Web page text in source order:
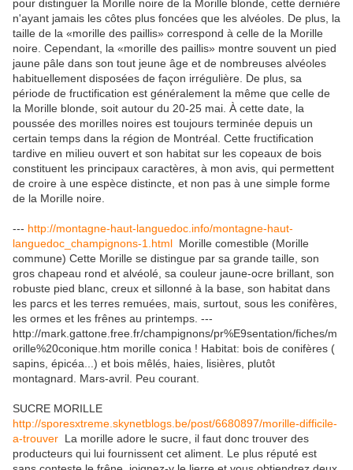
pour distinguer la Morille noire de la Morille blonde, cette dernière
n'ayant jamais les côtes plus foncées que les alvéoles. De plus, la
taille de la «morille des paillis» correspond à celle de la Morille
noire. Cependant, la «morille des paillis» montre souvent un pied
jaune pâle dans son tout jeune âge et de nombreuses alvéoles
habituellement disposées de façon irrégulière. De plus, sa
période de fructification est généralement la même que celle de
la Morille blonde, soit autour du 20-25 mai. À cette date, la
poussée des morilles noires est toujours terminée depuis un
certain temps dans la région de Montréal. Cette fructification
tardive en milieu ouvert et son habitat sur les copeaux de bois
constituent les principaux caractères, à mon avis, qui permettent
de croire à une espèce distincte, et non pas à une simple forme
de la Morille noire.
--- http://montagne-haut-languedoc.info/montagne-haut-
languedoc_champignons-1.html Morille comestible (Morille
commune) Cette Morille se distingue par sa grande taille, son
gros chapeau rond et alvéolé, sa couleur jaune-ocre brillant, son
robuste pied blanc, creux et sillonné à la base, son habitat dans
les parcs et les terres remuées, mais, surtout, sous les conifères,
les ormes et les frênes au printemps. ---
http://mark.gattone.free.fr/champignons/pr%E9sentation/fiches/m
orille%20conique.htm morille conica ! Habitat: bois de conifères (
sapins, épicéa...) et bois mêlés, haies, lisières, plutôt
montagnard. Mars-avril. Peu courant.
SUCRE MORILLE
http://sporesxtreme.skynetblogs.be/post/6680897/morille-difficile-
a-trouver La morille adore le sucre, il faut donc trouver des
producteurs qui lui fournissent cet aliment. Le plus réputé est